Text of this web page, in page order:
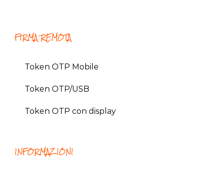
FIRMA REMOTA
Token OTP Mobile
Token OTP/USB
Token OTP con display
INFORMAZIONI